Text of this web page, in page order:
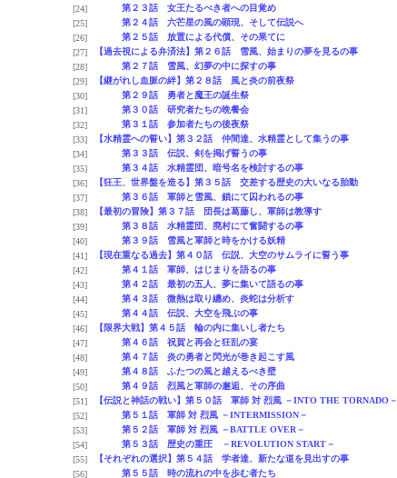
[24]
第２３話 女王たるべき者への目覚め
[25]
第２４話 六芒星の風の顕現、そして伝説へ
[26]
第２５話 放置による代償、その果てに
[27]
【過去視による弁済法】第２６話 雪風、始まりの夢を見るの事
[28]
第２７話 雪風、幻夢の中に探すの事
[29]
【継がれし血脈の絆】第２８話 風と炎の前夜祭
[30]
第２９話 勇者と魔王の誕生祭
[31]
第３０話 研究者たちの晩餐会
[32]
第３１話 参加者たちの後夜祭
[33]
【水精霊への誓い】第３２話 仲間達、水精霊として集うの事
[34]
第３３話 伝説、剣を掲げ誓うの事
[35]
第３４話 水精霊団、暗号名を検討するの事
[36]
【狂王、世界盤を造る】第３５話 交差する歴史の大いなる胎動
[37]
第３６話 軍師と雪風、鎖にて囚われるの事
[38]
【最初の冒険】第３７話 団長は葛藤し、軍師は教導す
[39]
第３８話 水精霊団、廃村にて奮闘するの事
[40]
第３９話 雪風と軍師と時をかける妖精
[41]
【現在重なる過去】第４０話 伝説、大空のサムライに誓う事
[42]
第４１話 軍師、はじまりを語るの事
[43]
第４２話 最初の五人、夢に集いて語るの事
[44]
第４３話 微熱は取り纏め、炎蛇は分析す
[45]
第４４話 伝説、大空を飛ぶの事
[46]
【限界大戦】第４５話 輪の内に集いし者たち
[47]
第４６話 祝賀と再会と狂乱の宴
[48]
第４７話 炎の勇者と閃光が巻き起こす風
[49]
第４８話 ふたつの風と越えるべき壁
[50]
第４９話 烈風と軍師の邂逅、その序曲
[51]
【伝説と神話の戦い】第５０話 軍師 対 烈風 －INTO THE TORNADO－
[52]
第５１話 軍師 対 烈風 －INTERMISSION－
[53]
第５２話 軍師 対 烈風 －BATTLE OVER－
[54]
第５３話 歴史の重圧 －REVOLUTION START－
[55]
【それぞれの選択】第５４話 学者達、新たな道を見出すの事
[56]
第５５話 時の流れの中を歩む者たち